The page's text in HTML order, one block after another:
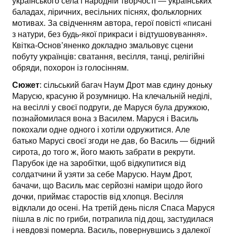
баладах, ліричних, весільних піснях, фольклорних
мо­тивах. За свідченням автора, герої повісті «писані
з натури, без будь-якої прикраси і від­тушовування».
Квітка-Основ’яненко докладно змальовує сцени
побуту українців: сватання, весілля, танці, релігійні
обряди, похорон із голосінням.
Сюжет: сільський багач Наум Дрот мав єдину доньку
Марусю, красуню й розумницю. На клечальній неділі,
на весіллі у своєї подруги, де Маруся була дружкою,
позна­йомилася вона з Василем. Маруся і Василь
покохали одне одного і хотіли одружитися. Але
батько Марусі своєї згоди не дав, бо Василь — бідний
сирота, до того ж, його мають за­брати в рекрути.
Парубок іде на заробітки, щоб відкупитися від
солдатчини й узяти за себе Марусю. Наум Дрот,
бачачи, що Василь має серйозні наміри щодо його
дочки, приймає старостів від хлопця. Весілля
відклали до осені. На третій день після Спаса Маруся
пішла в ліс по гриби, потрапила під дощ, застудилася
і невдовзі померла. Василь, повернувшись з далекої